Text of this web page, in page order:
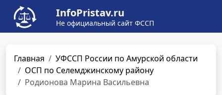
InfoPristav.ru
Не официальный сайт ФССП
Главная
УФССП России по Амурской области
ОСП по Селемджинскому району
Родионова Марина Васильевна